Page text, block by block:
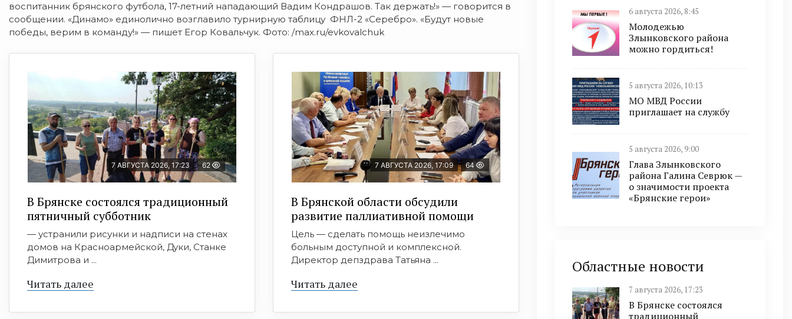
воспитанник брянского футбола, 17-летний нападающий Вадим Кондрашов. Так держать!» — говорится в
сообщении. «Динамо» единолично возглавило турнирную таблицу ФНЛ-2 «Серебро». «Будут новые
победы, верим в команду!» — пишет Егор Ковальчук. Фото: /max.ru/evkovalchuk
7 АВГУСТА 2026, 17:23 62
В Брянске состоялся традиционный
пятничный субботник
— устранили рисунки и надписи на стенах
домов на Красноармейской, Дуки, Станке
Димитрова и ...
Читать далее
7 АВГУСТА 2026, 17:09 64
В Брянской области обсудили
развитие паллиативной помощи
Цель — сделать помощь неизлечимо
больным доступной и комплексной.
Директор депздрава Татьяна ...
Читать далее
6 августа 2026, 8:45
Молодежью
Злынковского района
можно гордиться!
5 августа 2026, 10:13
МО МВД России
приглашает на службу
5 августа 2026, 9:00
Глава Злынковского
района Галина Севрюк —
о значимости проекта
«Брянские герои»
Областные новости
7 августа 2026, 17:23
В Брянске состоялся
традиционный